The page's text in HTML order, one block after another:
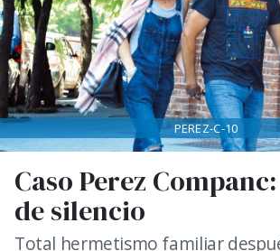
Caso Perez
de silencio
Total hermetismo familiar
PEREZ-C-10